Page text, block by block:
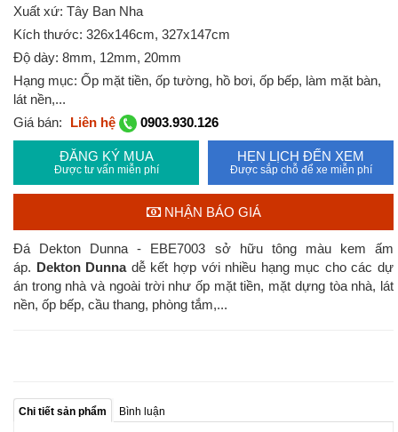
Xuất xứ: Tây Ban Nha
Kích thước: 326x146cm, 327x147cm
Độ dày: 8mm, 12mm, 20mm
Hạng mục: Ốp mặt tiền, ốp tường, hồ bơi, ốp bếp, làm mặt bàn,
lát nền,...
Giá bán:
Liên hệ 0903.930.126
ĐĂNG KÝ MUA
Được tư vấn miễn phí
HẸN LỊCH ĐẾN XEM
Được sắp chỗ để xe miễn phí
NHẬN BÁO GIÁ
Đá Dekton Dunna - EBE7003 sở hữu tông màu kem ấm
áp. Dekton Dunnadễ kết hợp với nhiều hạng mục cho các dự
án trong nhà và ngoài trời như ốp mặt tiền, mặt dựng tòa nhà, lát
nền, ốp bếp, cầu thang, phòng tắm,...
Chi tiết sản phẩm Bình luận